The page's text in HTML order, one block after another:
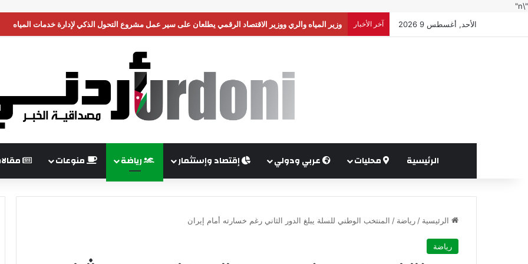
"\n"
الأحد, أغسطس 9 2026
آخر الأخبار وزير المياه والري ووزير الاقتصاد الرقمي يطلعان على سير عمل مشروع التحول الذكي لإدارة خدمات المياه
الرئيسية محليات عربي ودولي إقتصاد وإستثمار رياضة منوعات
الرئيسية / رياضة / المنتخب الوطني للسلة يبلغ الدور الثاني رغم خسارته أمام إيران
رياضة